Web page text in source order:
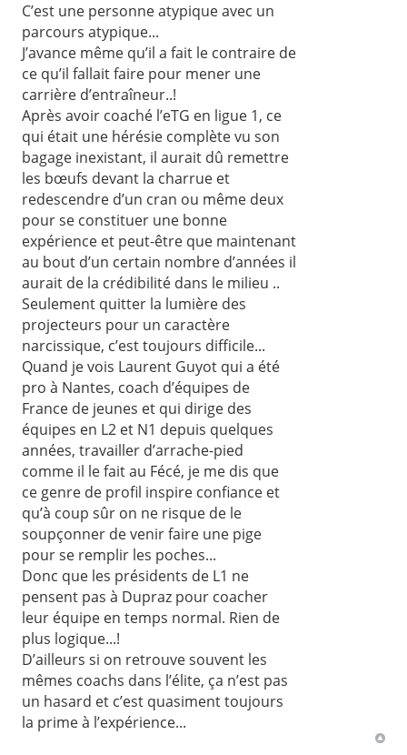
C’est une personne atypique avec un
parcours atypique...
J’avance même qu’il a fait le contraire de
ce qu’il fallait faire pour mener une
carrière d’entraîneur..!
Après avoir coaché l’eTG en ligue 1, ce
qui était une hérésie complète vu son
bagage inexistant, il aurait dû remettre
les bœufs devant la charrue et
redescendre d’un cran ou même deux
pour se constituer une bonne
expérience et peut-être que maintenant
au bout d’un certain nombre d’années il
aurait de la crédibilité dans le milieu ..
Seulement quitter la lumière des
projecteurs pour un caractère
narcissique, c’est toujours difficile...
Quand je vois Laurent Guyot qui a été
pro à Nantes, coach d’équipes de
France de jeunes et qui dirige des
équipes en L2 et N1 depuis quelques
années, travailler d’arrache-pied
comme il le fait au Fécé, je me dis que
ce genre de profil inspire confiance et
qu’à coup sûr on ne risque de le
soupçonner de venir faire une pige
pour se remplir les poches...
Donc que les présidents de L1 ne
pensent pas à Dupraz pour coacher
leur équipe en temps normal. Rien de
plus logique...!
D’ailleurs si on retrouve souvent les
mêmes coachs dans l’élite, ça n’est pas
un hasard et c’est quasiment toujours
la prime à l’expérience...